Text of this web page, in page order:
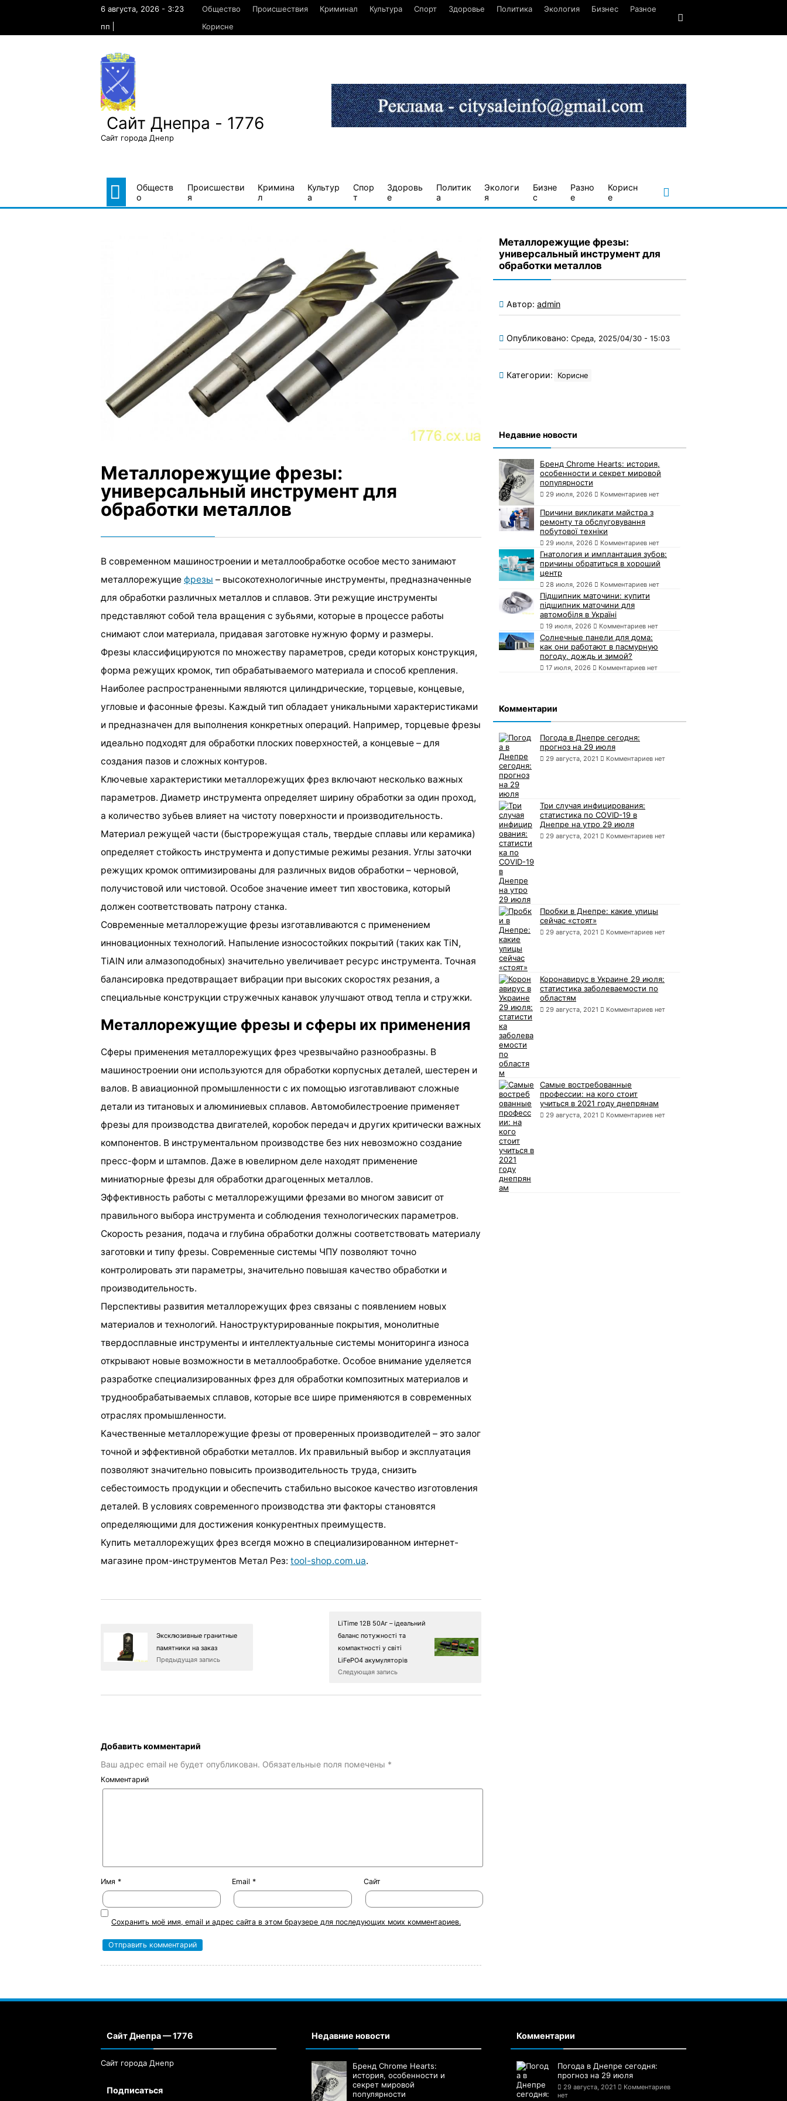
6 августа, 2026 - 3:23
пп
Общество Происшествия Криминал Культура Спорт Здоровье Политика Экология Бизнес
Разное
Корисне
Сайт Днепра - 1776
Сайт города Днепр
Обществ
о
Происшестви
я
Кримина
л
Культур
а
Спор
т
Здоровь
е
Политик
а
Экологи
я
Бизне
с
Разно
е
Корисн
е
Металлорежущие фрезы:
универсальный инструмент для
обработки металлов
В современном машиностроении и металлообработке особое место занимают
металлорежущие фрезы – высокотехнологичные инструменты, предназначенные
для обработки различных металлов и сплавов. Эти режущие инструменты
представляют собой тела вращения с зубьями, которые в процессе работы
снимают слои материала, придавая заготовке нужную форму и размеры.
Фрезы классифицируются по множеству параметров, среди которых конструкция,
форма режущих кромок, тип обрабатываемого материала и способ крепления.
Наиболее распространенными являются цилиндрические, торцевые, концевые,
угловые и фасонные фрезы. Каждый тип обладает уникальными характеристиками
и предназначен для выполнения конкретных операций. Например, торцевые фрезы
идеально подходят для обработки плоских поверхностей, а концевые – для
создания пазов и сложных контуров.
Ключевые характеристики металлорежущих фрез включают несколько важных
параметров. Диаметр инструмента определяет ширину обработки за один проход,
а количество зубьев влияет на чистоту поверхности и производительность.
Материал режущей части (быстрорежущая сталь, твердые сплавы или керамика)
определяет стойкость инструмента и допустимые режимы резания. Углы заточки
режущих кромок оптимизированы для различных видов обработки – черновой,
получистовой или чистовой. Особое значение имеет тип хвостовика, который
должен соответствовать патрону станка.
Современные металлорежущие фрезы изготавливаются с применением
инновационных технологий. Напыление износостойких покрытий (таких как TiN,
TiAlN или алмазоподобных) значительно увеличивает ресурс инструмента. Точная
балансировка предотвращает вибрации при высоких скоростях резания, а
специальные конструкции стружечных канавок улучшают отвод тепла и стружки.
Металлорежущие фрезы и сферы их применения
Сферы применения металлорежущих фрез чрезвычайно разнообразны. В
машиностроении они используются для обработки корпусных деталей, шестерен и
валов. В авиационной промышленности с их помощью изготавливают сложные
детали из титановых и алюминиевых сплавов. Автомобилестроение применяет
фрезы для производства двигателей, коробок передач и других критически важных
компонентов. В инструментальном производстве без них невозможно создание
пресс-форм и штампов. Даже в ювелирном деле находят применение
миниатюрные фрезы для обработки драгоценных металлов.
Эффективность работы с металлорежущими фрезами во многом зависит от
правильного выбора инструмента и соблюдения технологических параметров.
Скорость резания, подача и глубина обработки должны соответствовать материалу
заготовки и типу фрезы. Современные системы ЧПУ позволяют точно
контролировать эти параметры, значительно повышая качество обработки и
производительность.
Перспективы развития металлорежущих фрез связаны с появлением новых
материалов и технологий. Наноструктурированные покрытия, монолитные
твердосплавные инструменты и интеллектуальные системы мониторинга износа
открывают новые возможности в металлообработке. Особое внимание уделяется
разработке специализированных фрез для обработки композитных материалов и
труднообрабатываемых сплавов, которые все шире применяются в современных
отраслях промышленности.
Качественные металлорежущие фрезы от проверенных производителей – это залог
точной и эффективной обработки металлов. Их правильный выбор и эксплуатация
позволяют значительно повысить производительность труда, снизить
себестоимость продукции и обеспечить стабильно высокое качество изготовления
деталей. В условиях современного производства эти факторы становятся
определяющими для достижения конкурентных преимуществ.
Купить металлорежущих фрез всегдя можно в специализированном интернет-
магазине пром-инструментов Метал Рез: tool-shop.com.ua.
Эксклюзивные гранитные
памятники на заказ
Предыдущая запись
LiTime 12В 50Аг – ідеальний
баланс потужності та
компактності у світі
LiFePO4 акумуляторів
Следующая запись
Добавить комментарий
Ваш адрес email не будет опубликован. Обязательные поля помечены *
Комментарий
Имя * Email* Сайт
Сохранить моё имя, email и адрес сайта в этом браузере для последующих моих комментариев.
Металлорежущие фрезы:
универсальный инструмент для
обработки металлов
Автор: admin
Опубликовано: Среда, 2025/04/30 - 15:03
Категории: Корисне
Недавние новости
Бренд Chrome Hearts: история,
особенности и секрет мировой
популярности
29 июля, 2026 Комментариев нет
Причини викликати майстра з
ремонту та обслуговування
побутової техніки
29 июля, 2026 Комментариев нет
Гнатология и имплантация зубов:
причины обратиться в хороший
центр
28 июля, 2026 Комментариев нет
Підшипник маточини: купити
підшипник маточини для
автомобіля в Україні
19 июля, 2026 Комментариев нет
Солнечные панели для дома:
как они работают в пасмурную
погоду, дождь и зимой?
17 июля, 2026 Комментариев нет
Комментарии
Погода в Днепре сегодня:
прогноз на 29 июля
29 августа, 2021 Комментариев нет
Три случая инфицирования:
статистика по COVID-19 в
Днепре на утро 29 июля
29 августа, 2021 Комментариев нет
Пробки в Днепре: какие улицы
сейчас «стоят»
29 августа, 2021 Комментариев нет
Коронавирус в Украине 29 июля:
статистика заболеваемости по
областям
29 августа, 2021 Комментариев нет
Самые востребованные
профессии: на кого стоит
учиться в 2021 году днепрянам
29 августа, 2021 Комментариев нет
Сайт Днепра — 1776
Сайт города Днепр
Подписаться
Недавние новости
Бренд Chrome Hearts:
история, особенности и
секрет мировой
популярности
Комментарии
Погода в Днепре сегодня:
прогноз на 29 июля
29 августа, 2021
Комментариев
нет